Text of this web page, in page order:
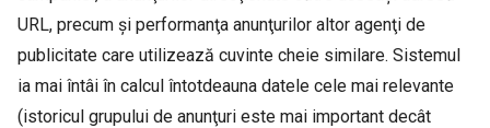
URL, precum şi performanţa anunţurilor altor agenţi de
publicitate care utilizează cuvinte cheie similare. Sistemul
ia mai întâi în calcul întotdeauna datele cele mai relevante
(istoricul grupului de anunţuri este mai important decât